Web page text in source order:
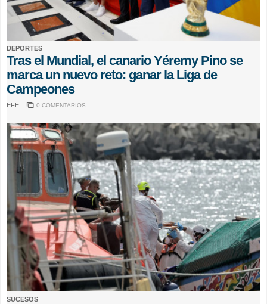
DEPORTES
Tras el Mundial, el canario Yéremy Pino se
marca un nuevo reto: ganar la Liga de
Campeones
EFE 0 COMENTARIOS
SUCESOS